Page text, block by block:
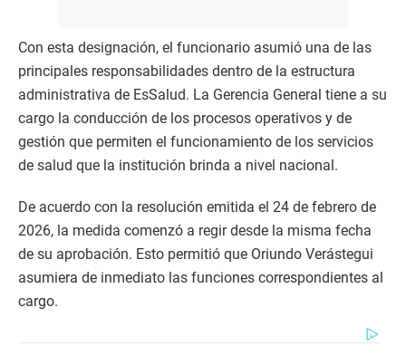
Con esta designación, el funcionario asumió una de las
principales responsabilidades dentro de la estructura
administrativa de EsSalud. La Gerencia General tiene a su
cargo la conducción de los procesos operativos y de
gestión que permiten el funcionamiento de los servicios
de salud que la institución brinda a nivel nacional.
De acuerdo con la resolución emitida el 24 de febrero de
2026, la medida comenzó a regir desde la misma fecha
de su aprobación. Esto permitió que Oriundo Verástegui
asumiera de inmediato las funciones correspondientes al
cargo.